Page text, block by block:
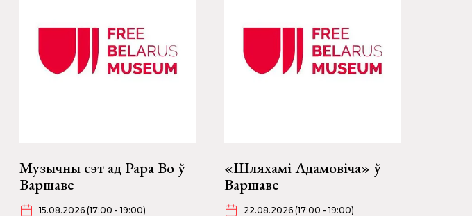
Музычны сэт ад Papa Bo ў
Варшаве
15.08.2026 (17:00 - 19:00)
«Шляхамі Адамовіча» ў
Варшаве
22.08.2026 (17:00 - 19:00)